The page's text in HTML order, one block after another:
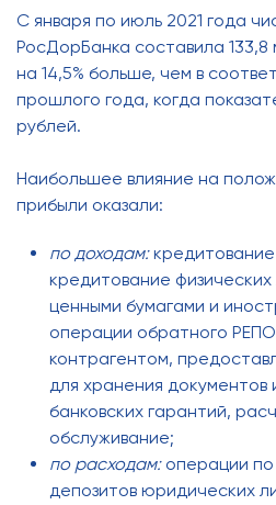
С января по июль 2021 года
РосДорБанка составила
на 14,5% больше, чем в
прошлого года, когда
рублей.
Наибольшее влияние на
прибыли оказали:
по доходам:
кредитование
ценными бумагами и
операции обратного
контрагентом,
для хранения документов
банковских гарантий,
обслуживание;
по расходам:операции
депозитов юридических